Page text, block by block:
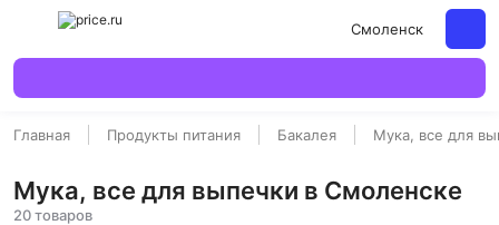
Смоленск
Главная Продукты питания Бакалея Мука, все для
Мука, все для выпечки в Смоленске
20 товаров